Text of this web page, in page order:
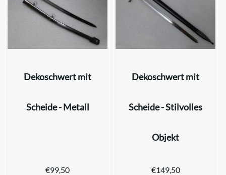
Dekoschwert mit
Scheide - Metall
€99,50
Dekoschwert mit
Scheide - Stilvolles
Objekt
€149,50